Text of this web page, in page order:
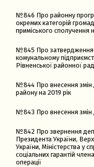
№846 Про районну
окремих категорій
приміського сполучення
№845 Про затвердження
комунальному
Рівненської районної
№844 Про внесення змін
району на 2019 рік
№843 Про внесення змін
№842 Про звернення
Президента України,
України, Міністерства у
соціальних гарантій
операції